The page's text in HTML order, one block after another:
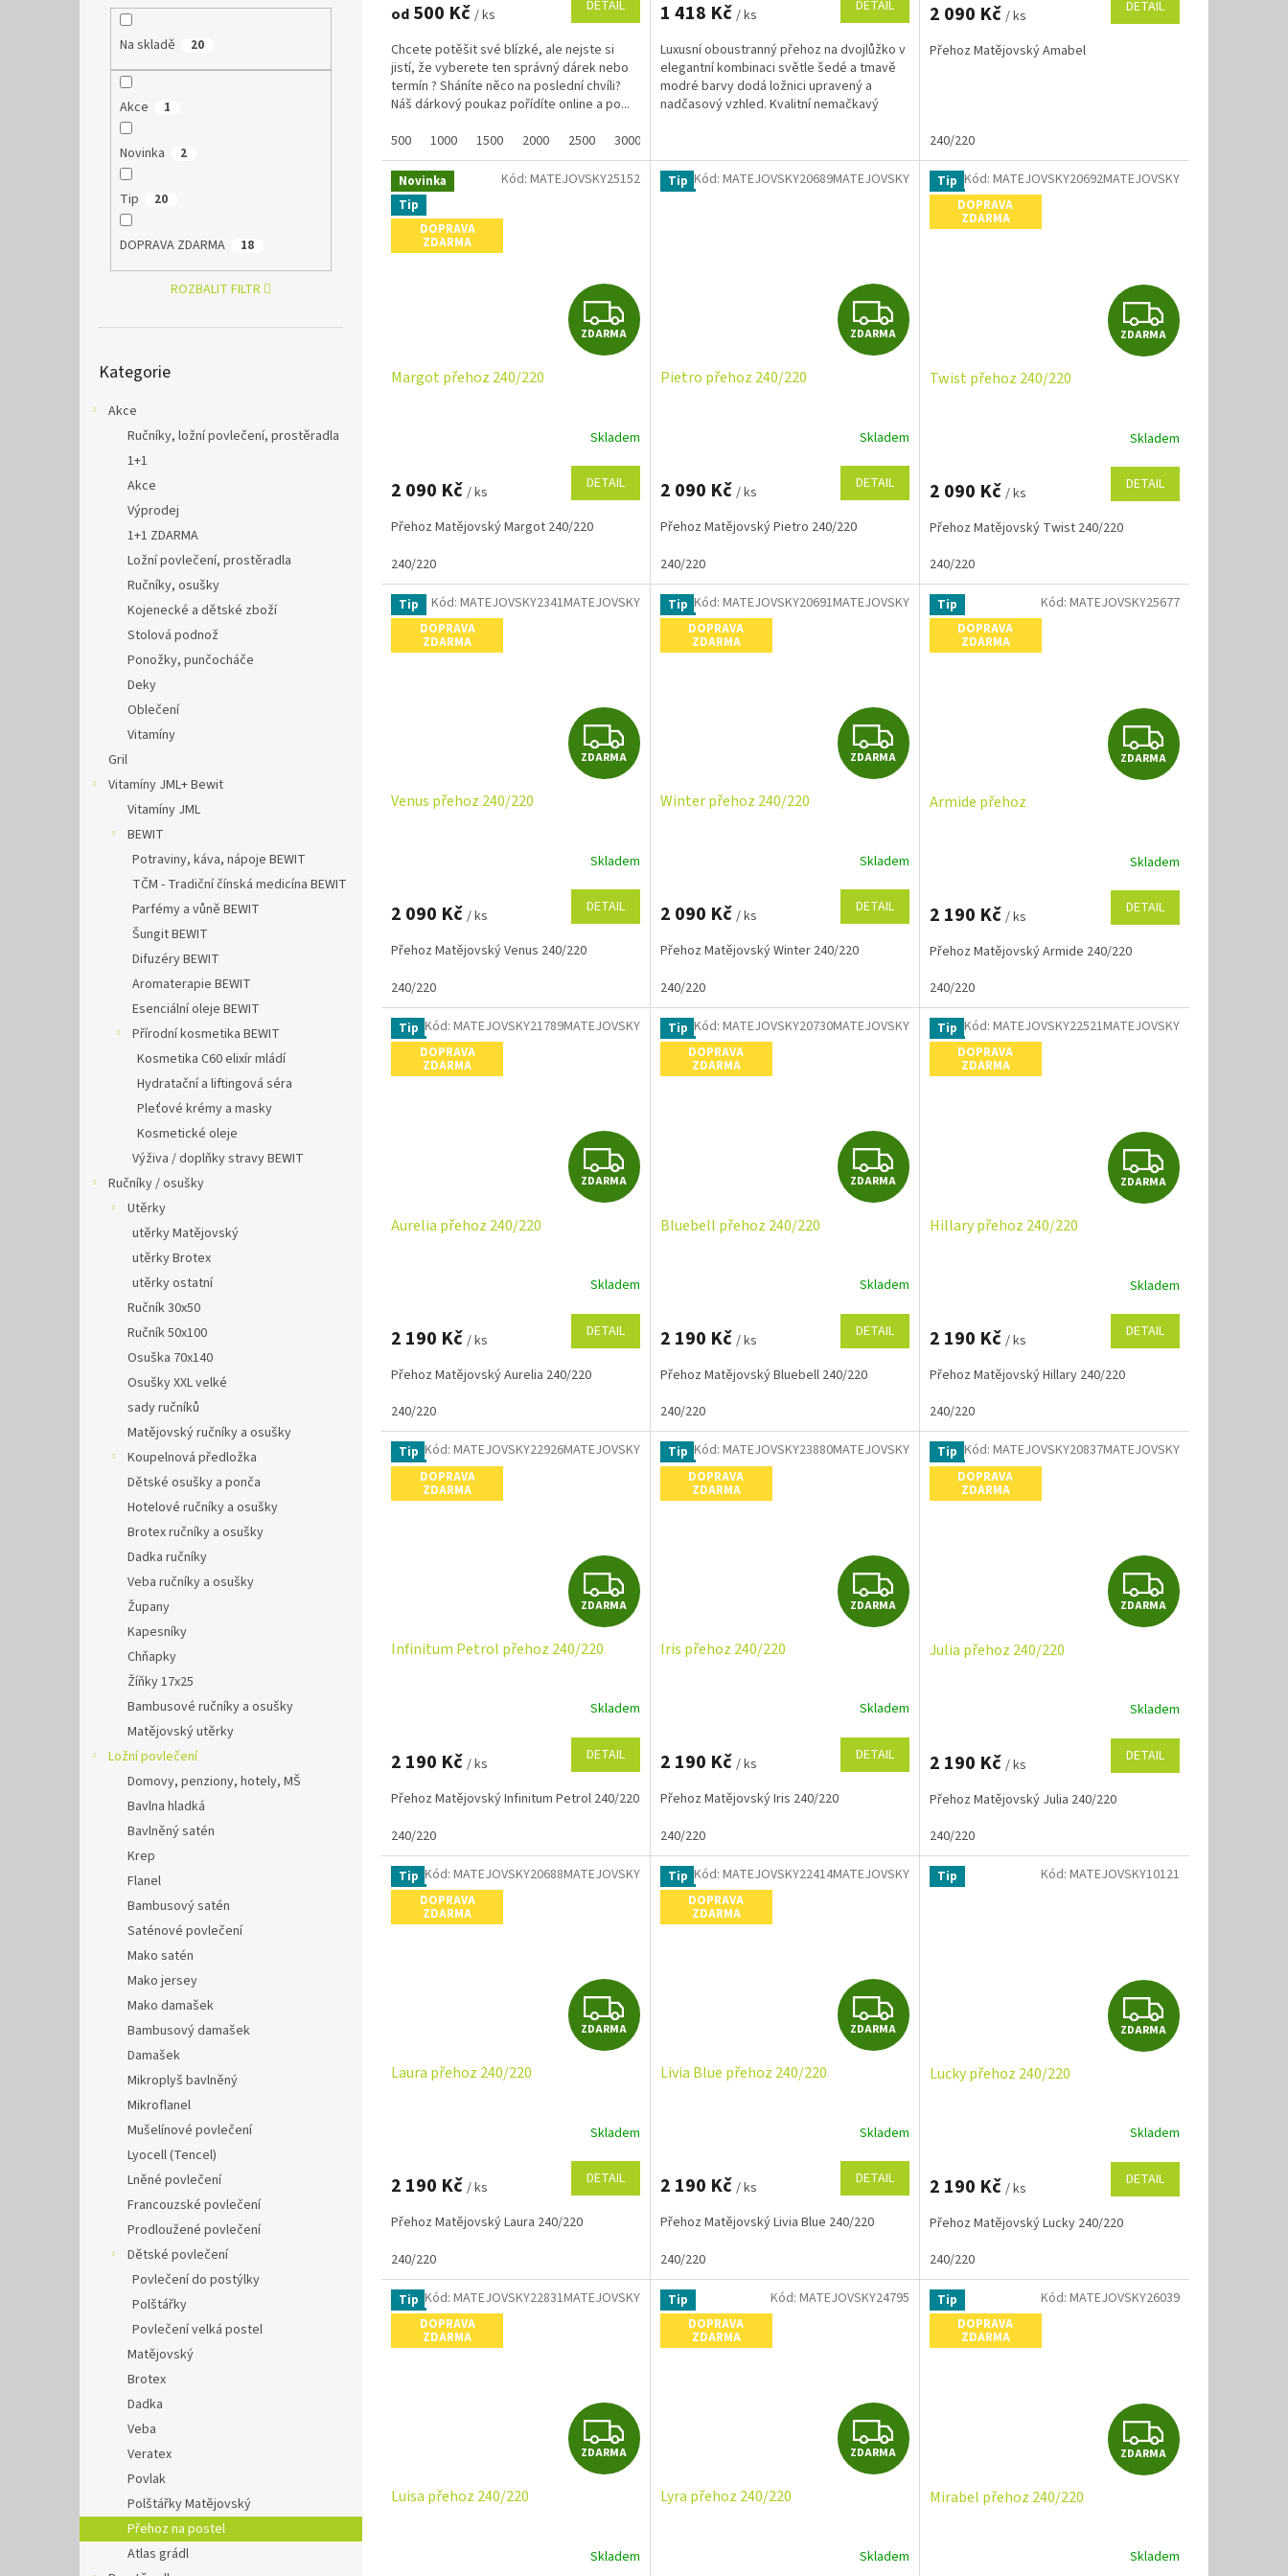
Na skladě 20
Akce 1
Novinka 2
Tip 20
DOPRAVA ZDARMA 18
ROZBALIT FILTR
kategorie
Kategorie
Akce
Ručníky, ložní povlečení, prostěradla
1+1
Akce
Výprodej
1+1 ZDARMA
Ložní povlečení, prostěradla
Ručníky, osušky
Kojenecké a dětské zboží
Stolová podnož
Ponožky, punčocháče
Deky
Oblečení
Vitamíny
Gril
Vitamíny JML+ Bewit
Vitamíny JML
BEWIT
Potraviny, káva, nápoje BEWIT
TČM - Tradiční čínská medicína BEWIT
Parfémy a vůně BEWIT
Šungit BEWIT
Difuzéry BEWIT
Aromaterapie BEWIT
Esenciální oleje BEWIT
Přírodní kosmetika BEWIT
Kosmetika C60 elixír mládí
Hydratační a liftingová séra
Pleťové krémy a masky
Kosmetické oleje
Výživa / doplňky stravy BEWIT
Ručníky / osušky
Utěrky
utěrky Matějovský
utěrky Brotex
utěrky ostatní
Ručník 30x50
Ručník 50x100
Osuška 70x140
Osušky XXL velké
sady ručníků
Matějovský ručníky a osušky
Koupelnová předložka
Dětské osušky a ponča
Hotelové ručníky a osušky
Brotex ručníky a osušky
Dadka ručníky
Veba ručníky a osušky
Župany
Kapesníky
Chňapky
Žíňky 17x25
Bambusové ručníky a osušky
Matějovský utěrky
Ložní povlečení
Domovy, penziony, hotely, MŠ
Bavlna hladká
Bavlněný satén
Krep
Flanel
Bambusový satén
Saténové povlečení
Mako satén
Mako jersey
Mako damašek
Bambusový damašek
Damašek
Mikroplyš bavlněný
Mikroflanel
Mušelínové povlečení
Lyocell (Tencel)
Lněné povlečení
Francouzské povlečení
Prodloužené povlečení
Dětské povlečení
Povlečení do postýlky
Polštářky
Povlečení velká postel
Matějovský
Brotex
Dadka
Veba
Veratex
Povlak
Polštářky Matějovský
Přehoz na postel
Atlas grádl
A
od 500 Kč / ks DETAIL
Chcete potěšit své blízké, ale nejste si
jistí, že vyberete ten správný dárek nebo
termín ? Sháníte něco na poslední chvíli?
Náš dárkový poukaz pořídíte online a po...
500
1000 1500 2000 2500 3000
1 418 Kč / ks DETAIL
Luxusní oboustranný přehoz na dvojlůžko v
elegantní kombinaci světle šedé a tmavě
modré barvy dodá ložnici upravený a
nadčasový vzhled. Kvalitní nemačkavý
A
2 090 Kč / ks DETAIL
Přehoz Matějovský Amabel
240/220
Novinka
Tip
DOPRAVA
ZDARMA
Z
D
R
M
A
ZDARMA
Margot přehoz 240/220
Skladem
2 090 Kč / ks DETAIL
Přehoz Matějovský Margot 240/220
240/220
Kód: MATEJOVSKY25152 Tip
Z
D
R
M
A
ZDARMA
Pietro přehoz 240/220
Skladem
2 090 Kč / ks DETAIL
Přehoz Matějovský Pietro 240/220
240/220
Kód: MATEJOVSKY20689MATEJOVSKY
Tip
DOPRAVA
ZDARMA
Z
D
R
M
A
ZDARMA
Twist přehoz 240/220
Skladem
2 090 Kč / ks DETAIL
Přehoz Matějovský Twist 240/220
240/220
Kód: MATEJOVSKY20692MATEJOVSKY
Tip
DOPRAVA
ZDARMA
Z
D
R
M
A
ZDARMA
Venus přehoz 240/220
Skladem
2 090 Kč / ks DETAIL
Přehoz Matějovský Venus 240/220
240/220
Kód: MATEJOVSKY2341MATEJOVSKY
Tip
DOPRAVA
ZDARMA
Z
D
R
M
A
ZDARMA
Winter přehoz 240/220
Skladem
2 090 Kč / ks DETAIL
Přehoz Matějovský Winter 240/220
240/220
Kód: MATEJOVSKY20691MATEJOVSKY
Tip
DOPRAVA
ZDARMA
Z
D
R
M
A
ZDARMA
Armide přehoz
Skladem
2 190 Kč / ks DETAIL
Přehoz Matějovský Armide 240/220
240/220
Kód: MATEJOVSKY25677
Tip
DOPRAVA
ZDARMA
Z
D
R
M
A
ZDARMA
Aurelia přehoz 240/220
Skladem
2 190 Kč / ks DETAIL
Přehoz Matějovský Aurelia 240/220
240/220
Kód: MATEJOVSKY21789MATEJOVSKY
Tip
DOPRAVA
ZDARMA
Z
D
R
M
A
ZDARMA
Bluebell přehoz 240/220
Skladem
2 190 Kč / ks DETAIL
Přehoz Matějovský Bluebell 240/220
240/220
Kód: MATEJOVSKY20730MATEJOVSKY
Tip
DOPRAVA
ZDARMA
Z
D
R
M
A
ZDARMA
Hillary přehoz 240/220
Skladem
2 190 Kč / ks DETAIL
Přehoz Matějovský Hillary 240/220
240/220
Kód: MATEJOVSKY22521MATEJOVSKY
Tip
DOPRAVA
ZDARMA
Z
D
R
M
A
ZDARMA
Infinitum Petrol přehoz 240/220
Skladem
2 190 Kč / ks DETAIL
Přehoz Matějovský Infinitum Petrol 240/220
240/220
Kód: MATEJOVSKY22926MATEJOVSKY
Tip
DOPRAVA
ZDARMA
Z
D
R
M
A
ZDARMA
Iris přehoz 240/220
Skladem
2 190 Kč / ks DETAIL
Přehoz Matějovský Iris 240/220
240/220
Kód: MATEJOVSKY23880MATEJOVSKY
Tip
DOPRAVA
ZDARMA
Z
D
R
M
A
ZDARMA
Julia přehoz 240/220
Skladem
2 190 Kč / ks DETAIL
Přehoz Matějovský Julia 240/220
240/220
Kód: MATEJOVSKY20837MATEJOVSKY
Tip
DOPRAVA
ZDARMA
Z
D
R
M
A
ZDARMA
Laura přehoz 240/220
Skladem
2 190 Kč / ks DETAIL
Přehoz Matějovský Laura 240/220
240/220
Kód: MATEJOVSKY20688MATEJOVSKY
Tip
DOPRAVA
ZDARMA
Z
D
R
M
A
ZDARMA
Livia Blue přehoz 240/220
Skladem
2 190 Kč / ks DETAIL
Přehoz Matějovský Livia Blue 240/220
240/220
Kód: MATEJOVSKY22414MATEJOVSKY Tip
Z
D
R
M
A
ZDARMA
Lucky přehoz 240/220
Skladem
2 190 Kč / ks DETAIL
Přehoz Matějovský Lucky 240/220
240/220
Kód: MATEJOVSKY10121
Tip
DOPRAVA
ZDARMA
Z
D
R
ZDARMA
Luisa přehoz 240/220
Skladem
Kód: MATEJOVSKY22831MATEJOVSKY
Tip
DOPRAVA
ZDARMA
Z
D
R
ZDARMA
Lyra přehoz 240/220
Skladem
Kód: MATEJOVSKY24795
Tip
DOPRAVA
ZDARMA
Z
D
R
ZDARMA
Mirabel přehoz 240/220
Skladem
Kód: MATEJOVSKY26039